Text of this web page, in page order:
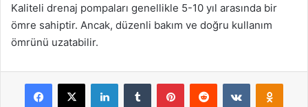
Kaliteli drenaj pompaları genellikle 5-10 yıl arasında bir
ömre sahiptir. Ancak, düzenli bakım ve doğru kullanım
ömrünü uzatabilir.
Facebook
X LinkedInTumblr PinterestReddit VKontakte